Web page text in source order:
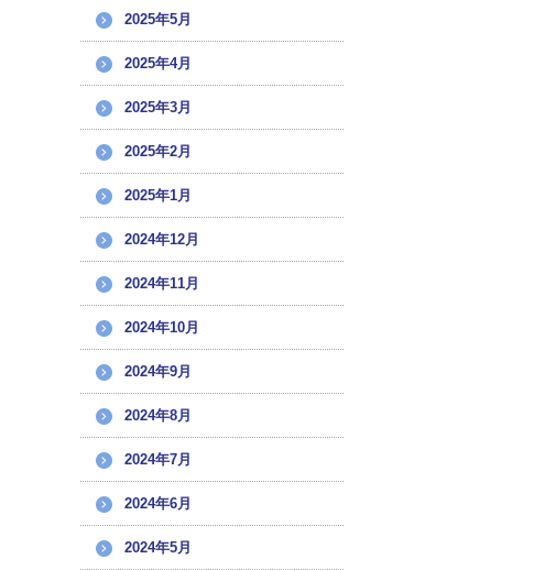
2025年5月
2025年4月
2025年3月
2025年2月
2025年1月
2024年12月
2024年11月
2024年10月
2024年9月
2024年8月
2024年7月
2024年6月
2024年5月